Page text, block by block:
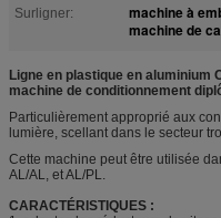
Surligner:
machine à
machine de
Ligne en plastique en aluminium
machine de conditionnement
Particulièrement approprié aux
lumière, scellant dans le secteur
Cette machine peut être utilisée
AL/AL, et AL/PL.
CARACTÉRISTIQUES :